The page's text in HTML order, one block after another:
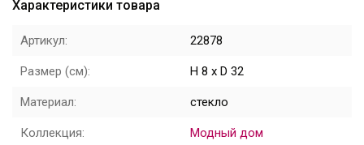
Новый год
НОВЫЙ ГОД НОВИНКИ
Распродажа
Характеристики товара
Артикул: 22878
Размер (см): H 8 x D 32
Материал: стекло
Коллекция: Модный дом